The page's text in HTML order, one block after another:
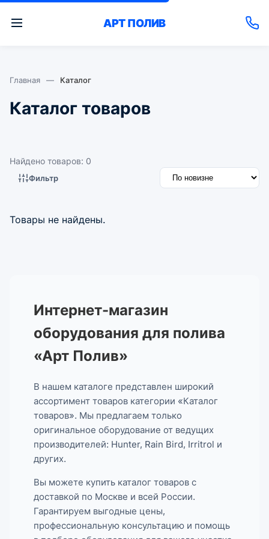
АРТ ПОЛИВ
Главная — Каталог
Каталог товаров
Найдено товаров: 0
Фильтр
Товары не найдены.
Интернет-магазин
оборудования для полива
«Арт Полив»
В нашем каталоге представлен широкий
ассортимент товаров категории «Каталог
товаров». Мы предлагаем только
оригинальное оборудование от ведущих
производителей: Hunter, Rain Bird, Irritrol и
других.
Вы можете купить каталог товаров с
доставкой по Москве и всей России.
Гарантируем выгодные цены,
профессиональную консультацию и помощь